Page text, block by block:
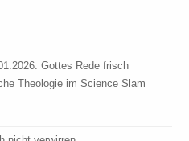
Gottes Rede frisch
Theologie im Science Slam